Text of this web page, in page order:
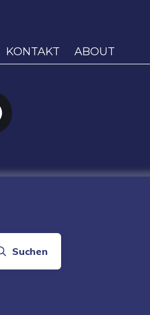
KONTAKT ABOUT
Suchen